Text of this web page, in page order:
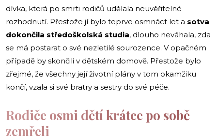
dívka, která po smrti rodičů udělala neuvěřitelné
rozhodnutí. Přestože jí bylo teprve osmnáct let a sotva
dokončila středoškolská studia, dlouho neváhala, zda
se má postarat o své nezletilé sourozence. V opačném
případě by skončili v dětském domově. Přestože bylo
zřejmé, že všechny její životní plány v tom okamžiku
končí, vzala si své bratry a sestry do své péče.
Rodiče osmi dětí krátce po sobě
zemřeli